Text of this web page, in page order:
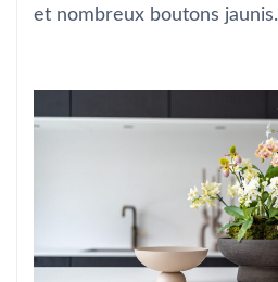
et nombreux boutons jaunis.